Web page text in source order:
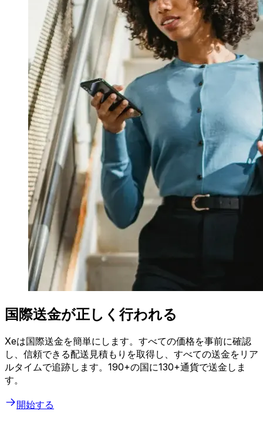
国際送金が正しく行われる
Xeは国際送金を簡単にします。すべての価格を事前に確認
し、信頼できる配送見積もりを取得し、すべての送金をリア
ルタイムで追跡します。190+の国に130+通貨で送金しま
す。
開始する